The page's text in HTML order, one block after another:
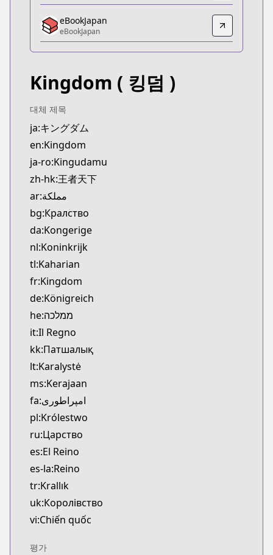
Anime-Planet
https://www.anime-planet.com/manga/kingdom
eBookJapan
eBookJapan
Official Raw
Official Raw
https://youngjump.jp/kingdom
Kitsu
Kitsu
https://kitsu.app/manga/3480
CDJapan
CDJapan
https://www.anime-planet.com/manga/https://
MangaUpdates
MangaUpdates
https://www.mangaupdates.com/
Book☆Walker
Book☆Walker
https://bookwalker.jp/series/12466
Official Site
Official Site
https://www.meian-editions.fr/meian/licence/
eBookJapan
eBookJapan
Kingdom ( 킹덤 )
대체 제목
ja:キングダム
en:Kingdom
ja-ro:Kingudamu
zh-hk:王者天下
ar:مملكة
bg:Кралство
da:Kongerige
nl:Koninkrijk
tl:Kaharian
fr:Kingdom
de:Königreich
he:ממלכה
it:Il Regno
kk:Патшалық
lt:Karalystė
ms:Kerajaan
fa:امپراطوری
pl:Królestwo
ru:Царство
es:El Reino
es-la:Reino
tr:Krallık
uk:Королівство
vi:Chiến quốc
평가